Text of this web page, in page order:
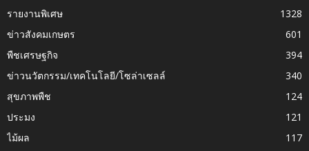
รายงานพิเศษ
1328
ข่าวสังคมเกษตร
601
พืชเศรษฐกิจ
394
ข่าวนวัตกรรม/เทคโนโลยี/โซล่าเซลล์
340
สุขภาพพืช
124
ประมง
121
ไม้ผล
117